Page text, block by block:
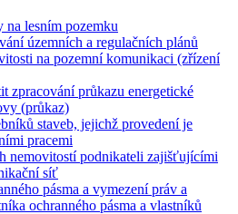
na lesním pozemku
územních a regulačních plánů
na pozemní komunikaci (zřízení
zpracování průkazu energetické
(průkaz)
staveb, jejichž provedení je
pracemi
nemovitostí podnikateli zajišťujícími
síť
pásma a vymezení práv a
ochranného pásma a vlastníků